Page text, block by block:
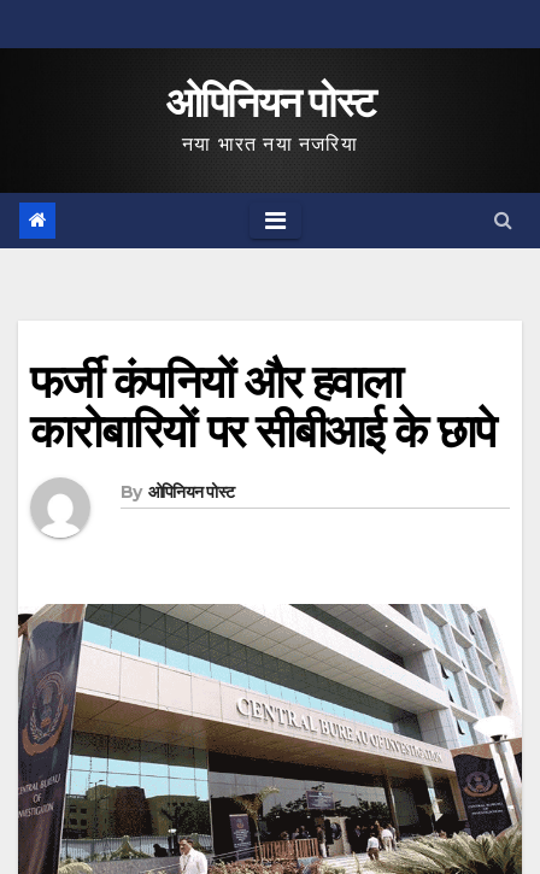
to
ओपिनियन पोस्ट
नया भारत नया नजरिया
फर्जी कंपनियों और हवाला
कारोबारियों पर सीबीआई के छापे
By ओपिनियन पोस्ट